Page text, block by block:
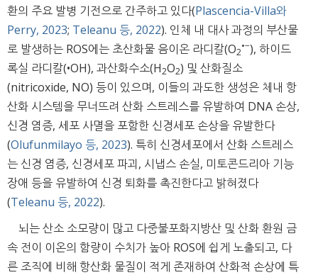
환의 주요 발병 기전으로 간주하고 있다(Plascencia-Villa와
Perry, 2023; Teleanu 등, 2022). 인체 내 대사 과정의 부산물
로 발생하는 ROS에는 초산화물 음이온 라디칼(O2
•−), 하이드
록실 라디칼(•OH), 과산화수소(H2O2) 및 산화질소
(nitricoxide, NO) 등이 있으며, 이들의 과도한 생성은 체내 항
산화 시스템을 무너뜨려 산화 스트레스를 유발하여 DNA 손상,
신경 염증, 세포 사멸을 포함한 신경세포 손상을 유발한다
(Olufunmilayo 등, 2023). 특히 신경세포에서 산화 스트레스
는 신경 염증, 신경세포 파괴, 시냅스 손실, 미토콘드리아 기능
장애 등을 유발하여 신경 퇴화를 촉진한다고 밝혀졌다
(Teleanu 등, 2022).
뇌는 산소 소모량이 많고 다중불포화지방산 및 산화 환원 금
속 전이 이온의 함량이 수치가 높아 ROS에 쉽게 노출되고, 다
른 조직에 비해 항산화 물질이 적게 존재하여 산화적 손상에 특